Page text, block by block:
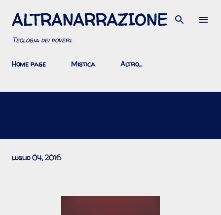
Passa ai contenuti principali
ALTRANARRAZIONE
Teologia dei poveri.
Home page Mistica Altro…
luglio 04, 2016